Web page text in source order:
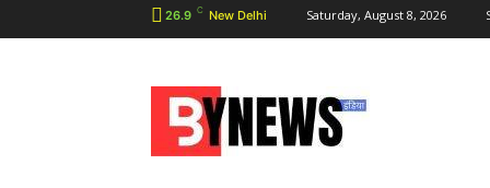
26.9 C New Delhi Saturday, August 8, 2026